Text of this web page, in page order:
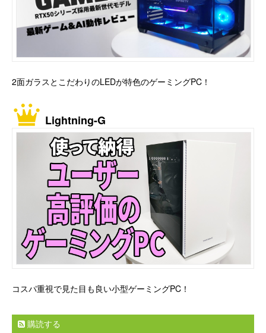
2面ガラスとこだわりのLEDが特色のゲーミングPC！
Lightning-G
コスパ重視で見た目も良い小型ゲーミングPC！
購読する